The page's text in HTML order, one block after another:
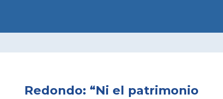
Redondo: “Ni el patrimonio